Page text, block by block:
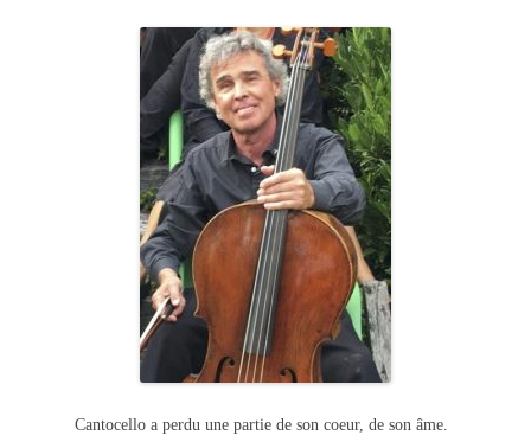
Cantocello a perdu une partie de son coeur, de son âme.